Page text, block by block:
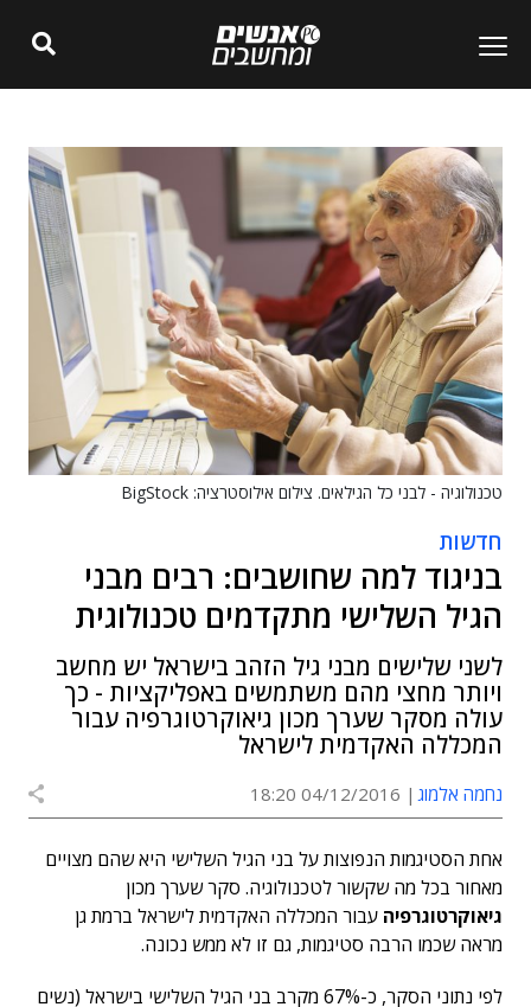
טכנולוגיה - לבני כל הגילאים. צילום אילוסטרציה: BigStock
חדשות
בניגוד למה שחושבים: רבים מבני
הגיל השלישי מתקדמים טכנולוגית
לשני שלישים מבני גיל הזהב בישראל יש מחשב
ויותר מחצי מהם משתמשים באפליקציות - כך
עולה מסקר שערך מכון גיאוקרטוגרפיה עבור
המכללה האקדמית לישראל
נחמה אלמוג 04/12/2016 18:20
אחת הסטיגמות הנפוצות על בני הגיל השלישי היא שהם מצויים
מאחור בכל מה שקשור לטכנולוגיה. סקר שערך מכון
גיאוקרטוגרפיה עבור המכללה האקדמית לישראל ברמת גן
מראה שכמו הרבה סטיגמות, גם זו לא ממש נכונה.
לפי נתוני הסקר, כ-67% מקרב בני הגיל השלישי בישראל (נשים